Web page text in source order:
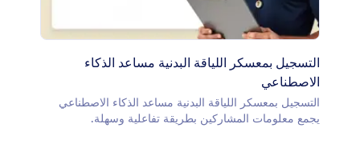
التسجيل بمعسكر اللياقة البدنية مساعد الذكاء
الاصطناعي
التسجيل بمعسكر اللياقة البدنية مساعد الذكاء الاصطناعي
يجمع معلومات المشاركين بطريقة تفاعلية وسهلة.